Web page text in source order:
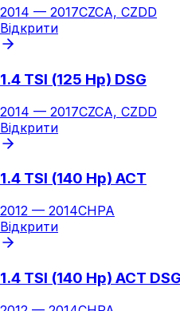
2014 — 2017CZCA, CZDD
Відкрити
1.4 TSI (125 Hp) DSG
2014 — 2017CZCA, CZDD
Відкрити
1.4 TSI (140 Hp) ACT
2012 — 2014CHPA
Відкрити
1.4 TSI (140 Hp) ACT DSG